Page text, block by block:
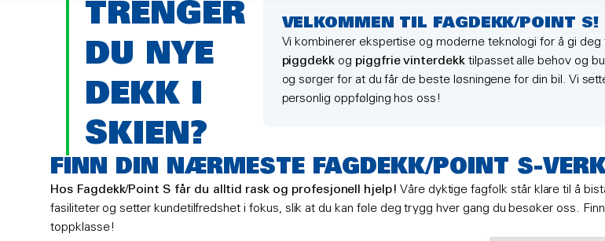
TRENGER
DU NYE
DEKK I
SKIEN?
VELKOMMEN TIL FAGDEKK/POINT S!
Vi kombinerer ekspertise og moderne teknologi for å gi
piggdekk og piggfrie vinterdekktilpasset alle behov og
og sørger for at du får de beste løsningene for din bil. Vi
personlig oppfølging hos oss!
FINN DIN NÆRMESTE FAGDEKK/POINT S-
Hos Fagdekk/Point S får du alltid rask og profesjonell hjelp! Våre dyktige fagfolk står klare til å
fasiliteter og setter kundetilfredshet i fokus, slik at du kan føle deg trygg hver gang du besøker oss.
toppklasse!